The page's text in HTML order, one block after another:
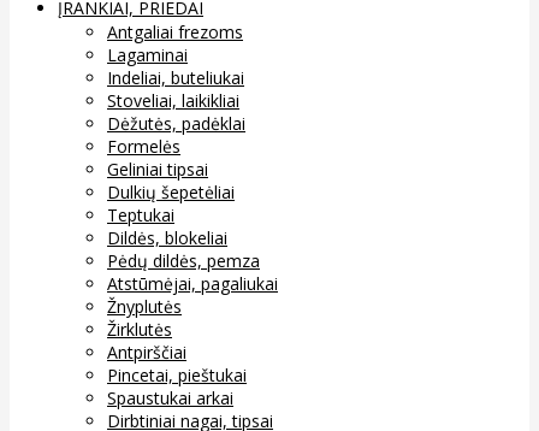
ĮRANKIAI, PRIEDAI
Antgaliai frezoms
Lagaminai
Indeliai, buteliukai
Stoveliai, laikikliai
Dėžutės, padėklai
Formelės
Geliniai tipsai
Dulkių šepetėliai
Teptukai
Dildės, blokeliai
Pėdų dildės, pemza
Atstūmėjai, pagaliukai
Žnyplutės
Žirklutės
Antpirščiai
Pincetai, pieštukai
Spaustukai arkai
Dirbtiniai nagai, tipsai